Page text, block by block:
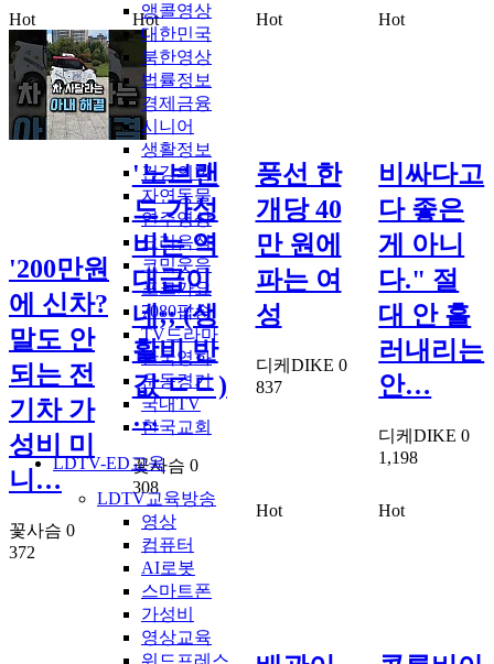
앵콜영상
대한민국
북한영상
법률정보
경제금융
시니어
생활정보
건강의학
자연동물
연주영상
요리음식
코믹웃음
포크가요
7080팝송
TV드라마
한국영화
운동경기
국내TV
한국교회
LDTV-ED교육
LDTV교육방송
영상
컴퓨터
AI로봇
스마트폰
가성비
영상교육
워드프레스
Hot
'200만원
에 신차?
말도 안
되는 전
기차 가
성비 미
니…
꽃사슴 0
372
Hot
'노브랜
드 가성
비는 역
대급이
네;; (생
활비 반
값 ㄷㄷ)
…
꽃사슴 0
308
Hot
풍선 한
개당 40
만 원에
파는 여
성
디케DIKE 0
837
Hot
비싸다고
다 좋은
게 아니
다." 절
대 안 흘
러내리는
안…
디케DIKE 0
1,198
Hot Hot